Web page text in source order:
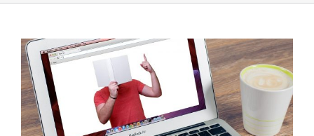
Ver
imagen
más
grande